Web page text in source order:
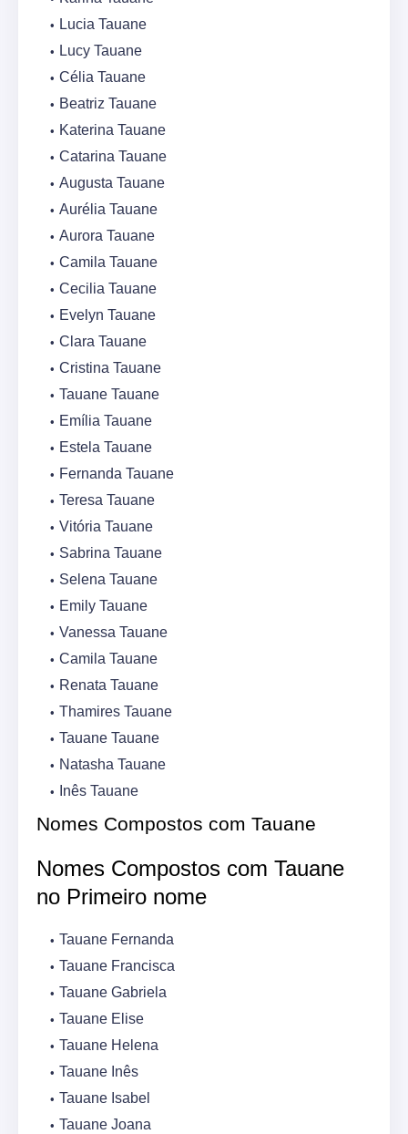
Lucia Tauane
Lucy Tauane
Célia Tauane
Beatriz Tauane
Katerina Tauane
Catarina Tauane
Augusta Tauane
Aurélia Tauane
Aurora Tauane
Camila Tauane
Cecilia Tauane
Evelyn Tauane
Clara Tauane
Cristina Tauane
Tauane Tauane
Emília Tauane
Estela Tauane
Fernanda Tauane
Teresa Tauane
Vitória Tauane
Sabrina Tauane
Selena Tauane
Emily Tauane
Vanessa Tauane
Camila Tauane
Renata Tauane
Thamires Tauane
Tauane Tauane
Natasha Tauane
Inês Tauane
Nomes Compostos com Tauane
Nomes Compostos com Tauane
no Primeiro nome
Tauane Fernanda
Tauane Francisca
Tauane Gabriela
Tauane Elise
Tauane Helena
Tauane Inês
Tauane Isabel
Tauane Joana